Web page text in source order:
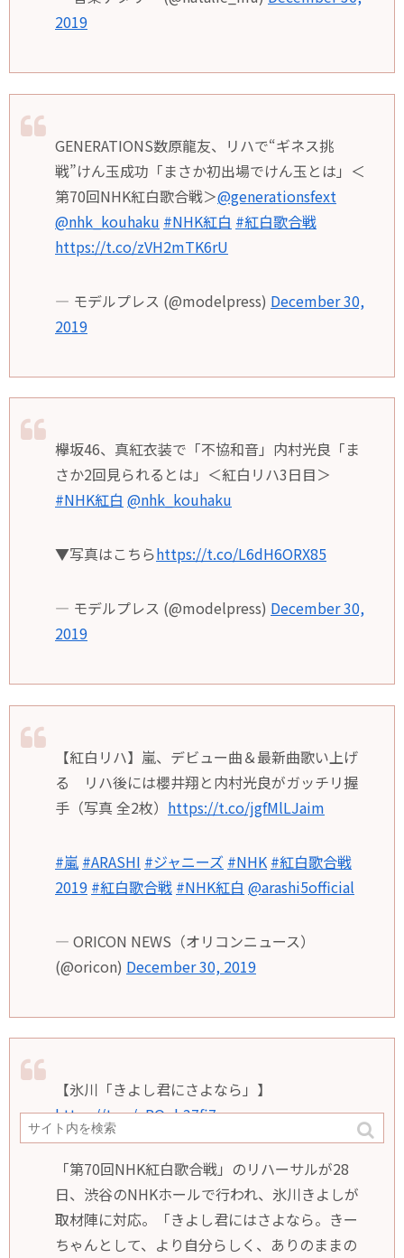
2019
GENERATIONS数原龍友、リハで“ギネス挑
戦”けん玉成功「まさか初出場でけん玉とは」＜
第70回NHK紅白歌合戦＞@generationsfext
@nhk_kouhaku #NHK紅白 #紅白歌合戦
https://t.co/zVH2mTK6rU
— モデルプレス (@modelpress) December 30,
2019
欅坂46、真紅衣装で「不協和音」内村光良「ま
さか2回見られるとは」＜紅白リハ3日目＞
#NHK紅白 @nhk_kouhaku
▼写真はこちらhttps://t.co/L6dH6ORX85
— モデルプレス (@modelpress) December 30,
2019
【紅白リハ】嵐、デビュー曲＆最新曲歌い上げ
る リハ後には櫻井翔と内村光良がガッチリ握
手（写真 全2枚） https://t.co/jgfMlLJaim
#嵐 #ARASHI #ジャニーズ #NHK #紅白歌合戦
2019 #紅白歌合戦 #NHK紅白 @arashi5official
— ORICON NEWS（オリコンニュース）
(@oricon) December 30, 2019
【氷川「きよし君にさよなら」】
https://t.co/qRQob37fi7
「第70回NHK紅白歌合戦」のリハーサルが28
日、渋谷のNHKホールで行われ、氷川きよしが
取材陣に対応。「きよし君にはさよなら。きー
ちゃんとして、より自分らしく、ありのままの